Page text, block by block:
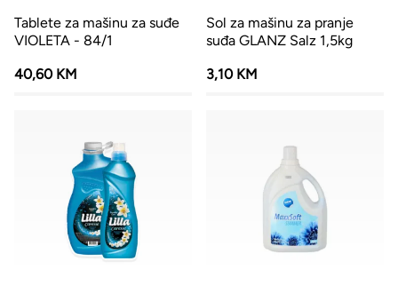
Tablete za mašinu za suđe
VIOLETA - 84/1
40,60 KM
Sol za mašinu za pranje
suđa GLANZ Salz 1,5kg
3,10 KM